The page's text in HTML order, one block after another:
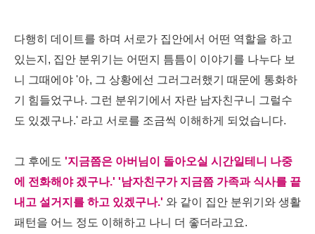
다행히 데이트를 하며 서로가 집안에서 어떤 역할을 하고
있는지, 집안 분위기는 어떤지 틈틈이 이야기를 나누다 보
니 그때에야 '아, 그 상황에선 그러그러했기 때문에 통화하
기 힘들었구나. 그런 분위기에서 자란 남자친구니 그럴수
도 있겠구나.' 라고 서로를 조금씩 이해하게 되었습니다.
그 후에도 '지금쯤은 아버님이 돌아오실 시간일테니 나중
에 전화해야 겠구나.' '남자친구가 지금쯤 가족과 식사를 끝
내고 설거지를 하고 있겠구나.' 와 같이 집안 분위기와 생활
패턴을 어느 정도 이해하고 나니 더 좋더라고요.